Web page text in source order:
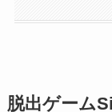
脱出ゲーム